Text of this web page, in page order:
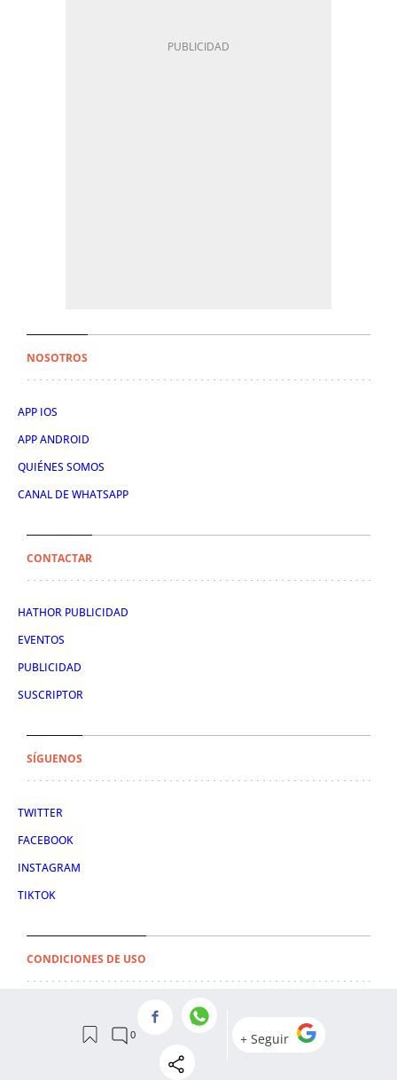
NOSOTROS
APP IOS
APP ANDROID
QUIÉNES SOMOS
CANAL DE WHATSAPP
CONTACTAR
HATHOR PUBLICIDAD
EVENTOS
PUBLICIDAD
SUSCRIPTOR
SÍGUENOS
TWITTER
FACEBOOK
INSTAGRAM
TIKTOK
CONDICIONES DE USO
POLÍTICA DE PRIVACIDAD